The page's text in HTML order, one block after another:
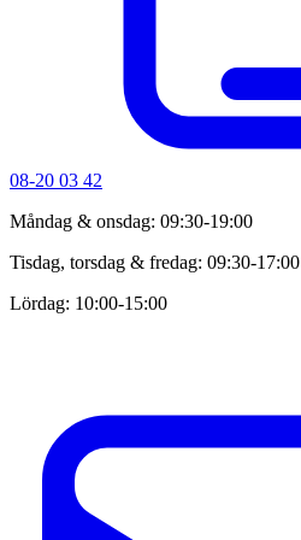
08-20 03 42
Måndag & onsdag: 09:30-19:00
Tisdag, torsdag & fredag: 09:30-17:00
Lördag: 10:00-15:00